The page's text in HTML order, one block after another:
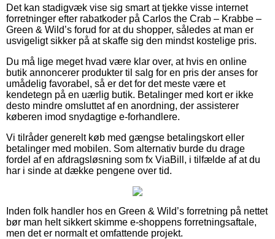
Det kan stadigvæk vise sig smart at tjekke visse internet
forretninger efter rabatkoder på Carlos the Crab – Krabbe –
Green & Wild’s forud for at du shopper, således at man er
usvigeligt sikker på at skaffe sig den mindst kostelige pris.
Du må lige meget hvad være klar over, at hvis en online
butik annoncerer produkter til salg for en pris der anses for
umådelig favorabel, så er det for det meste være et
kendetegn på en uærlig butik. Betalinger med kort er ikke
desto mindre omsluttet af en anordning, der assisterer
køberen imod snydagtige e-forhandlere.
Vi tilråder generelt køb med gængse betalingskort eller
betalinger med mobilen. Som alternativ burde du drage
fordel af en afdragsløsning som fx ViaBill, i tilfælde af at du
har i sinde at dække pengene over tid.
Inden folk handler hos en Green & Wild’s forretning på nettet
bør man helt sikkert skimme e-shoppens forretningsaftale,
men det er normalt et omfattende projekt.